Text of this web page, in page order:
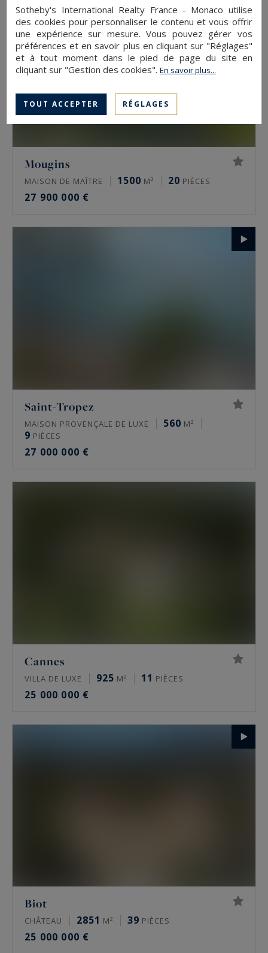
Mougins
MAISON DE MAÎTRE 1500 M² 20 PIÈCES
27 900 000 €
Saint-Tropez
MAISON PROVENÇALE DE LUXE 560 M²
9 PIÈCES
27 000 000 €
Cannes
VILLA DE LUXE 925 M² 11 PIÈCES
25 000 000 €
Biot
CHÂTEAU 2851 M² 39 PIÈCES
25 000 000 €
Sotheby's International Realty France - Monaco utilise
des cookies pour personnaliser le contenu et vous offrir
une expérience sur mesure. Vous pouvez gérer vos
préférences et en savoir plus en cliquant sur "Réglages"
et à tout moment dans le pied de page du site en
cliquant sur "Gestion des cookies".En savoir plus...
TOUT ACCEPTER RÉGLAGES